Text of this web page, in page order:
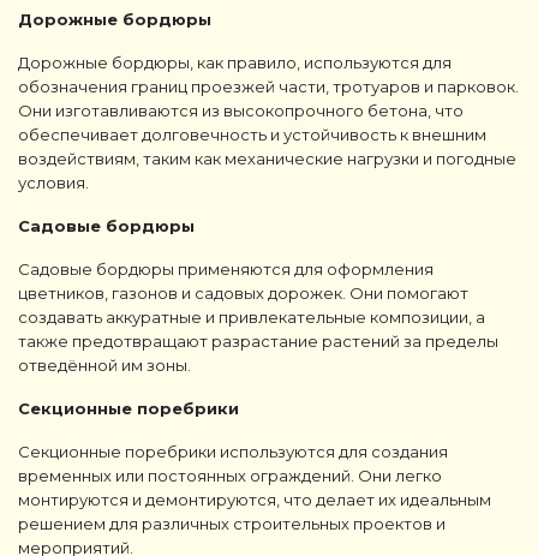
Дорожные бордюры
Дорожные бордюры, как правило, используются для
обозначения границ проезжей части, тротуаров и парковок.
Они изготавливаются из высокопрочного бетона, что
обеспечивает долговечность и устойчивость к внешним
воздействиям, таким как механические нагрузки и погодные
условия.
Садовые бордюры
Садовые бордюры применяются для оформления
цветников, газонов и садовых дорожек. Они помогают
создавать аккуратные и привлекательные композиции, а
также предотвращают разрастание растений за пределы
отведённой им зоны.
Секционные поребрики
Секционные поребрики используются для создания
временных или постоянных ограждений. Они легко
монтируются и демонтируются, что делает их идеальным
решением для различных строительных проектов и
мероприятий.